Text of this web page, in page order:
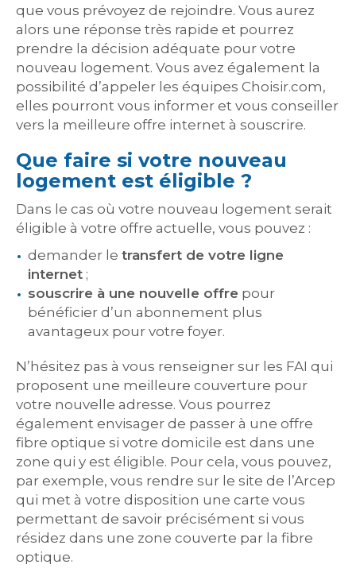
que vous prévoyez de rejoindre. Vous aurez
alors une réponse très rapide et pourrez
prendre la décision adéquate pour votre
nouveau logement. Vous avez également la
possibilité d’appeler les équipes Choisir.com,
elles pourront vous informer et vous conseiller
vers la meilleure offre internet à souscrire.
Que faire si votre nouveau
logement est éligible ?
Dans le cas où votre nouveau logement serait
éligible à votre offre actuelle, vous pouvez :
demander le transfert de votre ligne
internet ;
souscrire à une nouvelle offre pour
bénéficier d’un abonnement plus
avantageux pour votre foyer.
N’hésitez pas à vous renseigner sur les FAI qui
proposent une meilleure couverture pour
votre nouvelle adresse. Vous pourrez
également envisager de passer à une offre
fibre optique si votre domicile est dans une
zone qui y est éligible. Pour cela, vous pouvez,
par exemple, vous rendre sur le site de l’Arcep
qui met à votre disposition une carte vous
permettant de savoir précisément si vous
résidez dans une zone couverte par la fibre
optique.